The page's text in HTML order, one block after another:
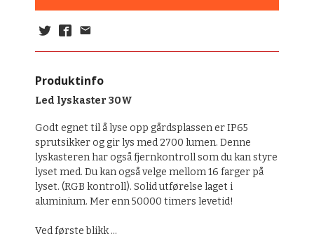
Produktinfo
Led lyskaster 30W
Godt egnet til å lyse opp gårdsplassen erIP65
sprutsikker og girlys med 2700 lumen. Denne
lyskasteren har også fjernkontroll som du kan styre
lyset med. Du kan også velge mellom 16 farger på
lyset. (RGB kontroll). Solid utførelse laget i
aluminium. Mer enn 50000 timers levetid!
Ved første blikk ...